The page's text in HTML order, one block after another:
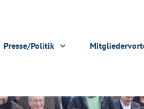
Presse/Politik